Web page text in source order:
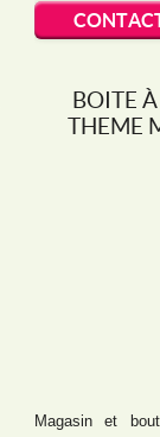
BOITE
THEME
Magasin et